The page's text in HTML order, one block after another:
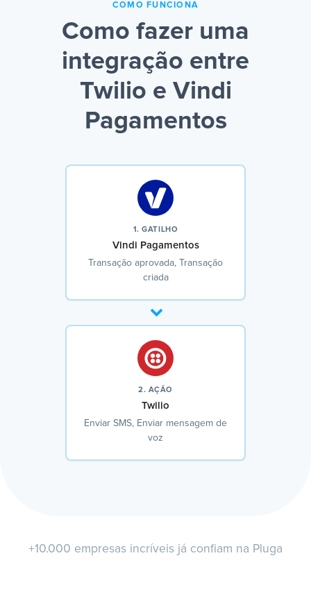
COMO FUNCIONA
Como fazer uma
integração entre
Twilio e Vindi
Pagamentos
1. GATILHO
Vindi Pagamentos
Transação aprovada, Transação
criada
2. AÇÃO
Twilio
Enviar SMS, Enviar mensagem de
voz
+10.000 empresas incríveis já confiam na Pluga